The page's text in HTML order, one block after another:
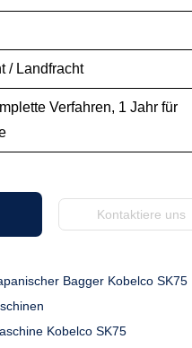
/ Landfracht
Verfahren, 1 Jahr für
Kontaktiere uns
Bagger Kobelco SK75
Kobelco SK75